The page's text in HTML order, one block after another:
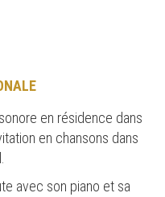
en résidence dans
en chansons dans
avec son piano et sa